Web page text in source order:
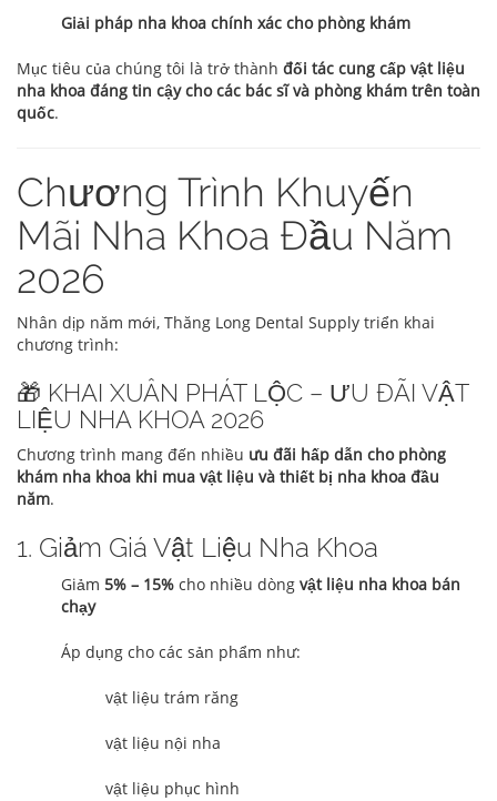
Giải pháp nha khoa chính xác cho phòng khám
Mục tiêu của chúng tôi là trở thành đối tác cung cấp vật liệu
nha khoa đáng tin cậy cho các bác sĩ và phòng khám trên toàn
quốc.
Chương Trình Khuyến
Mãi Nha Khoa Đầu Năm
2026
Nhân dịp năm mới, Thăng Long Dental Supply triển khai
chương trình:
🎁 KHAI XUÂN PHÁT LỘC – ƯU ĐÃI VẬT
LIỆU NHA KHOA 2026
Chương trình mang đến nhiều ưu đãi hấp dẫn cho phòng
khám nha khoa khi mua vật liệu và thiết bị nha khoa đầu
năm.
1. Giảm Giá Vật Liệu Nha Khoa
Giảm 5% – 15% cho nhiều dòng vật liệu nha khoa bán
chạy
Áp dụng cho các sản phẩm như:
vật liệu trám răng
vật liệu nội nha
vật liệu phục hình